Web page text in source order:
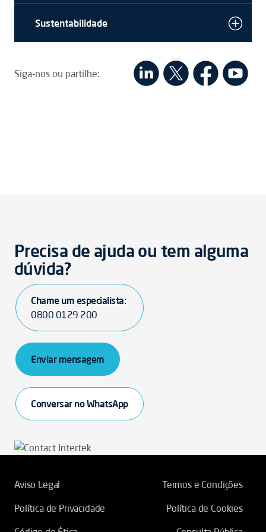
Sustentabilidade
Siga-nos ou partilhe:
Precisa de ajuda ou tem alguma
dúvida?
Chame um especialista:
0800 0129 200
Enviar mensagem
Conversar no WhatsApp
Aviso Legal
Termos e Condições
Política de Privacidade
Política de Cookies